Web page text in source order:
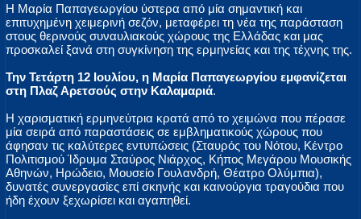
Η Μαρία Παπαγεωργίου ύστερα από μία σημαντική και
επιτυχημένη χειμερινή σεζόν, μεταφέρει τη νέα της παράσταση
στους θερινούς συναυλιακούς χώρους της Ελλάδας και μας
προσκαλεί ξανά στη συγκίνηση της ερμηνείας και της τέχνης της.
Την Τετάρτη 12 Ιουλίου, η Μαρία Παπαγεωργίου εμφανίζεται
στη Πλαζ Αρετσούς στην Καλαμαριά.
Η χαρισματική ερμηνεύτρια κρατά από το χειμώνα που πέρασε
μία σειρά από παραστάσεις σε εμβληματικούς χώρους που
άφησαν τις καλύτερες εντυπώσεις (Σταυρός του Νότου, Κέντρο
Πολιτισμού Ίδρυμα Σταύρος Νιάρχος, Κήπος Μεγάρου Μουσικής
Αθηνών, Ηρώδειο, Μουσείο Γουλανδρή, Θέατρο Ολύμπια),
δυνατές συνεργασίες επί σκηνής και καινούργια τραγούδια που
ήδη έχουν ξεχωρίσει και αγαπηθεί.